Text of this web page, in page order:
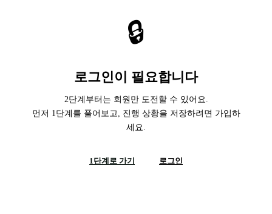
🔒
로그인이 필요합니다
2단계부터는 회원만 도전할 수 있어요.
먼저 1단계를 풀어보고, 진행 상황을 저장하려면 가입하
세요.
1단계로 가기 로그인